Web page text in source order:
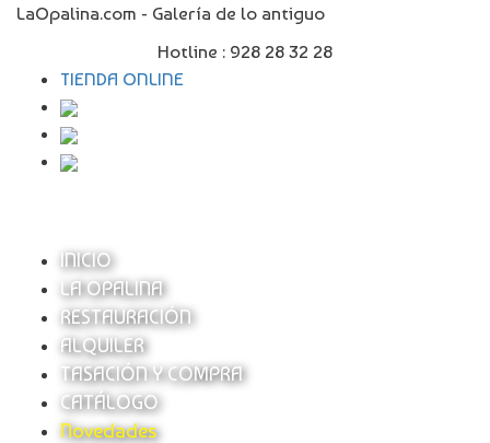
LaOpalina.com - Galería de lo antiguo
Hotline : 928 28 32 28
TIENDA ONLINE
INICIO
LA OPALINA
RESTAURACIÓN
ALQUILER
TASACIÓN Y COMPRA
CATÁLOGO
Novedades